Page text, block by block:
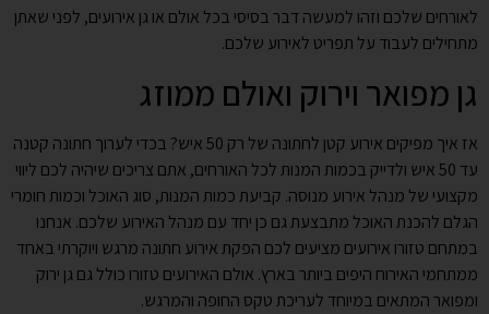
לאורחים שלכם וזהו למעשה דבר בסיסי בכל אולם או גן אירועים, לפני שאתן
מתחילים לעבוד על תפריט לאירוע שלכם.
גן מפואר וירוק ואולם ממוזג
אז איך מפיקים אירוע קטן לחתונה של רק 50 איש? בכדי לערוך חתונה קטנה
עד 50 איש ולדייק בכמות המנות לכל האורחים, אתם צריכים שיהיה לכם ליווי
מקצועי של מנהל אירוע מנוסה. קביעת כמות המנות, סוג האוכל וכמות חומרי
הגלם להכנת האוכל מתבצעת גם כן יחד עם מנהל האירוע שלכם. אנחנו
במתחם טזורו אירועים מציעים לכם הפקת אירוע חתונה מרגש ויוקרתי באחד
ממתחמי האירוח היפים ביותר בארץ. אולם האירועים טזורו כולל גם גן ירוק
ומפואר המתאים במיוחד לעריכת טקס החופה והמרגש.